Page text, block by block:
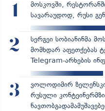
1
მოსკოვში,
სავარაუდოდ, რუსი
2
სერგეი სობიანინმა
მომხდარ აფეთქებას
Telegram-არხების
3
ვოლოდიმირ
რუსული